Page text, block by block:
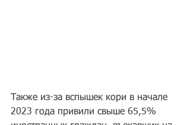
Также из-за вспышек кори в начале
2023 года привили свыше 65,5%